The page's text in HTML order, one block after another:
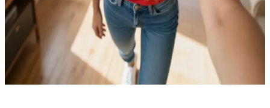
Ти приїжджаєш в Антон і зустрічаєш Міну в її затишній
квартирі. Вона - аргентинка, яка нещодавно переїхала сюди, і
запросила тебе на каву, щоб поділитися історіями про свою
батьківщину.\nЗараз вечір наближається, і вона пропонує
прогулятися містом, але маршрут потрібно обрати разом.\n
Show more